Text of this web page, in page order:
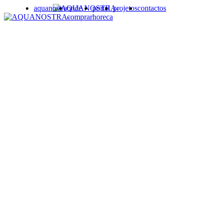
aquanostraonde
comprar
portal
horeca
projetoscontactos